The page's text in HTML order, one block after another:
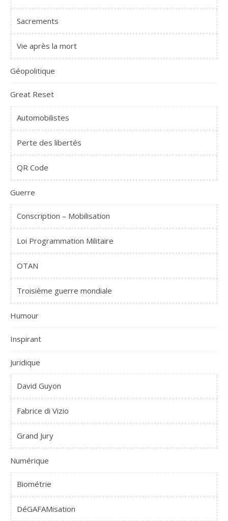
Sacrements
Vie après la mort
Géopolitique
Great Reset
Automobilistes
Perte des libertés
QR Code
Guerre
Conscription – Mobilisation
Loi Programmation Militaire
OTAN
Troisième guerre mondiale
Humour
Inspirant
Juridique
David Guyon
Fabrice di Vizio
Grand Jury
Numérique
Biométrie
DéGAFAMisation